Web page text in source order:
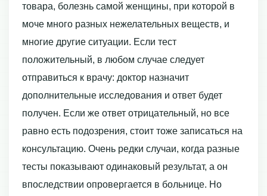
товара, болезнь самой женщины, при которой в
моче много разных нежелательных веществ, и
многие другие ситуации. Если тест
положительный, в любом случае следует
отправиться к врачу: доктор назначит
дополнительные исследования и ответ будет
получен. Если же ответ отрицательный, но все
равно есть подозрения, стоит тоже записаться на
консультацию. Очень редки случаи, когда разные
тесты показывают одинаковый результат, а он
впоследствии опровергается в больнице. Но